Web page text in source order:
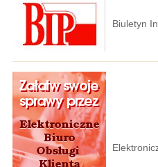
Biuletyn